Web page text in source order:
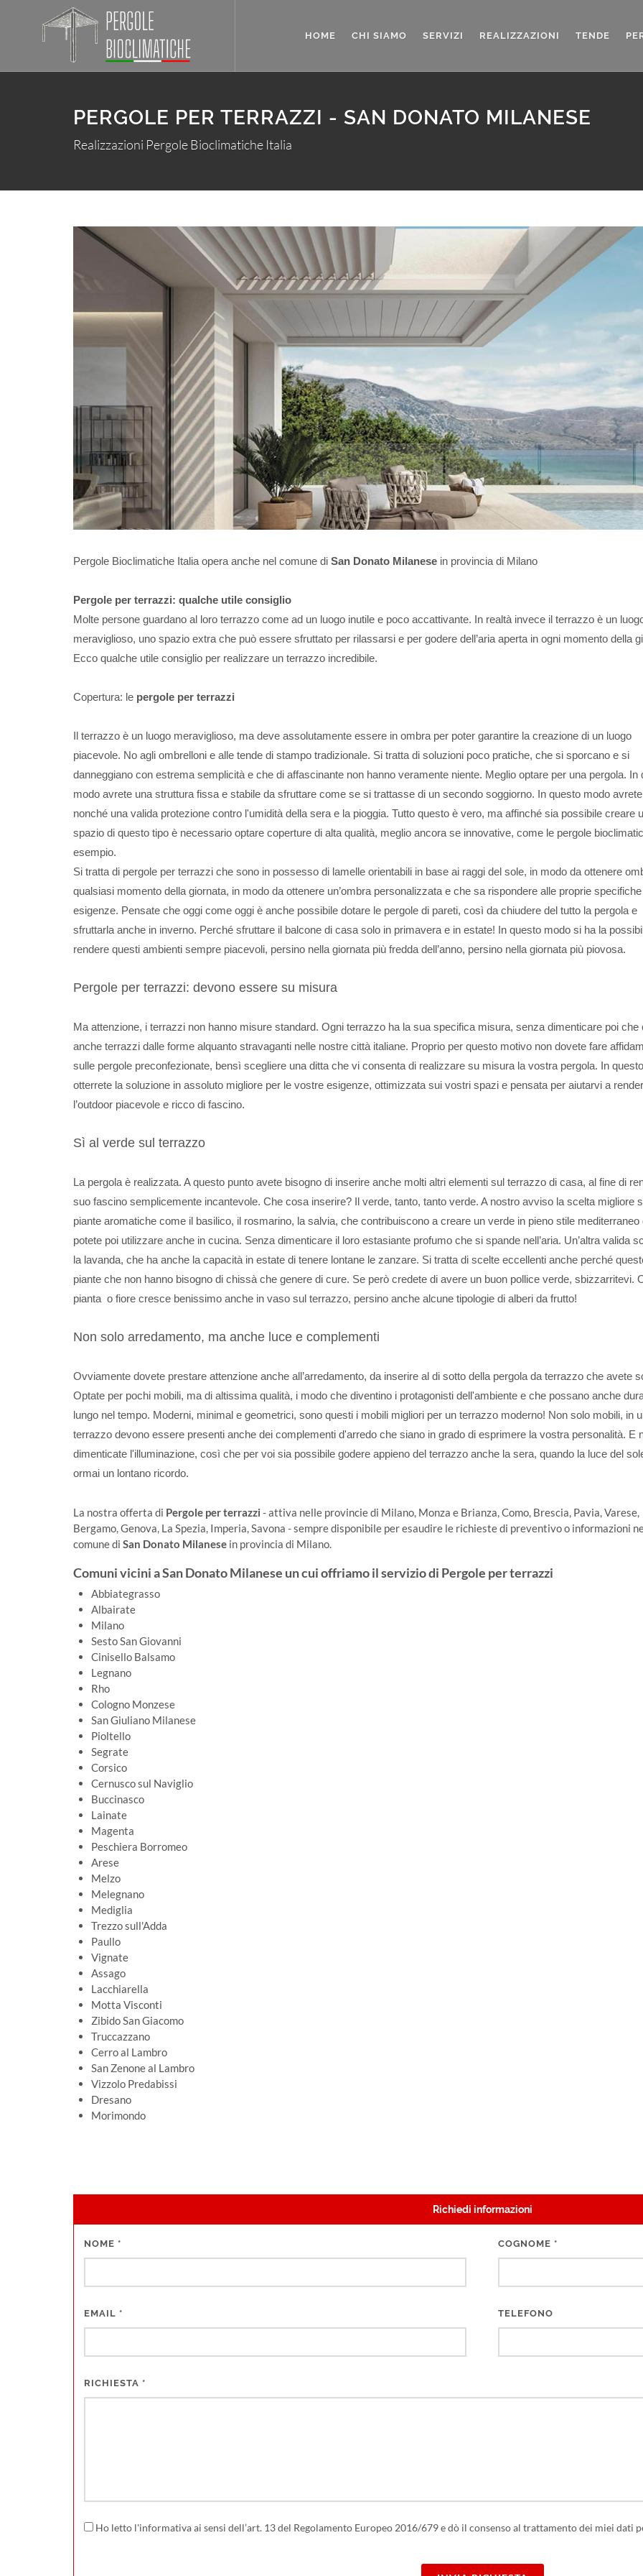
HOME CHI SIAMO SERVIZI REALIZZAZIONI TENDE
PERGOLE PER TERRAZZI - SAN DONATO MILANESE
Realizzazioni Pergole Bioclimatiche Italia
Pergole Bioclimatiche Italia opera anche nel comune di San Donato Milanese in provincia di Milano
Pergole per terrazzi: qualche utile consiglio
Molte persone guardano al loro terrazzo come ad un luogo inutile e poco accattivante. In realtà invece il terrazzo è un
meraviglioso, uno spazio extra che può essere sfruttato per rilassarsi e per godere dell’aria aperta in ogni momento della
Ecco qualche utile consiglio per realizzare un terrazzo incredibile.
Copertura: le pergole per terrazzi
Il terrazzo è un luogo meraviglioso, ma deve assolutamente essere in ombra per poter garantire la creazione di un luogo
piacevole. No agli ombrelloni e alle tende di stampo tradizionale. Si tratta di soluzioni poco pratiche, che si sporcano e si
danneggiano con estrema semplicità e che di affascinante non hanno veramente niente. Meglio optare per una pergola. In
modo avrete una struttura fissa e stabile da sfruttare come se si trattasse di un secondo soggiorno. In questo modo
nonché una valida protezione contro l'umidità della sera e la pioggia. Tutto questo è vero, ma affinché sia possibile creare
spazio di questo tipo è necessario optare coperture di alta qualità, meglio ancora se innovative, come le pergole
esempio.
Si tratta di pergole per terrazzi che sono in possesso di lamelle orientabili in base ai raggi del sole, in modo da ottenere
qualsiasi momento della giornata, in modo da ottenere un’ombra personalizzata e che sa rispondere alle proprie specifiche
esigenze. Pensate che oggi come oggi è anche possibile dotare le pergole di pareti, così da chiudere del tutto la pergola e
sfruttarla anche in inverno. Perché sfruttare il balcone di casa solo in primavera e in estate! In questo modo si ha la
rendere questi ambienti sempre piacevoli, persino nella giornata più fredda dell’anno, persino nella giornata più piovosa.
Pergole per terrazzi: devono essere su misura
Ma attenzione, i terrazzi non hanno misure standard. Ogni terrazzo ha la sua specifica misura, senza dimenticare poi che
anche terrazzi dalle forme alquanto stravaganti nelle nostre città italiane. Proprio per questo motivo non dovete fare
sulle pergole preconfezionate, bensì scegliere una ditta che vi consenta di realizzare su misura la vostra pergola. In
otterrete la soluzione in assoluto migliore per le vostre esigenze, ottimizzata sui vostri spazi e pensata per aiutarvi a
l’outdoor piacevole e ricco di fascino.
Sì al verde sul terrazzo
La pergola è realizzata. A questo punto avete bisogno di inserire anche molti altri elementi sul terrazzo di casa, al fine di
suo fascino semplicemente incantevole. Che cosa inserire? Il verde, tanto, tanto verde. A nostro avviso la scelta migliore
piante aromatiche come il basilico, il rosmarino, la salvia, che contribuiscono a creare un verde in pieno stile mediterraneo
potete poi utilizzare anche in cucina. Senza dimenticare il loro estasiante profumo che si spande nell’aria. Un’altra valida
la lavanda, che ha anche la capacità in estate di tenere lontane le zanzare. Si tratta di scelte eccellenti anche perché
piante che non hanno bisogno di chissà che genere di cure. Se però credete di avere un buon pollice verde, sbizzarritevi.
pianta o fiore cresce benissimo anche in vaso sul terrazzo, persino anche alcune tipologie di alberi da frutto!
Non solo arredamento, ma anche luce e complementi
Ovviamente dovete prestare attenzione anche all’arredamento, da inserire al di sotto della pergola da terrazzo che avete
Optate per pochi mobili, ma di altissima qualità, i modo che diventino i protagonisti dell'ambiente e che possano anche
lungo nel tempo. Moderni, minimal e geometrici, sono questi i mobili migliori per un terrazzo moderno! Non solo mobili, in
terrazzo devono essere presenti anche dei complementi d'arredo che siano in grado di esprimere la vostra personalità. E
dimenticate l'illuminazione, così che per voi sia possibile godere appieno del terrazzo anche la sera, quando la luce del
ormai un lontano ricordo.
La nostra offerta di Pergole per terrazzi - attiva nelle provincie di Milano, Monza e Brianza, Como, Brescia, Pavia, Varese,
Bergamo, Genova, La Spezia, Imperia, Savona - sempre disponibile per esaudire le richieste di preventivo o informazioni
comune di San Donato Milanese in provincia di Milano.
Comuni vicini a San Donato Milanese un cui offriamo il servizio di Pergole per terrazzi
Abbiategrasso
Albairate
Milano
Sesto San Giovanni
Cinisello Balsamo
Legnano
Rho
Cologno Monzese
San Giuliano Milanese
Pioltello
Segrate
Corsico
Cernusco sul Naviglio
Buccinasco
Lainate
Magenta
Peschiera Borromeo
Arese
Melzo
Melegnano
Mediglia
Trezzo sull'Adda
Paullo
Vignate
Assago
Lacchiarella
Motta Visconti
Zibido San Giacomo
Truccazzano
Cerro al Lambro
San Zenone al Lambro
Vizzolo Predabissi
Dresano
Morimondo
Richiedi informazioni
NOME * COGNOME *
EMAIL * TELEFONO
RICHIESTA *
Ho letto l'informativa ai sensi dell’art. 13 del Regolamento Europeo 2016/679 e dò il consenso al trattamento dei miei dati